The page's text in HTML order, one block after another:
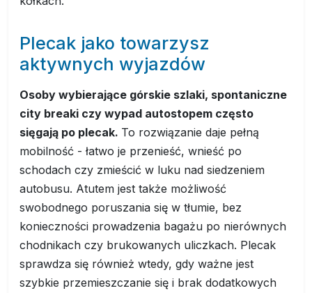
Plecak jako towarzysz
aktywnych wyjazdów
Osoby wybierające górskie szlaki, spontaniczne
city breaki czy wypad autostopem często
sięgają po plecak. To rozwiązanie daje pełną
mobilność - łatwo je przenieść, wnieść po
schodach czy zmieścić w luku nad siedzeniem
autobusu. Atutem jest także możliwość
swobodnego poruszania się w tłumie, bez
konieczności prowadzenia bagażu po nierównych
chodnikach czy brukowanych uliczkach. Plecak
sprawdza się również wtedy, gdy ważne jest
szybkie przemieszczanie się i brak dodatkowych